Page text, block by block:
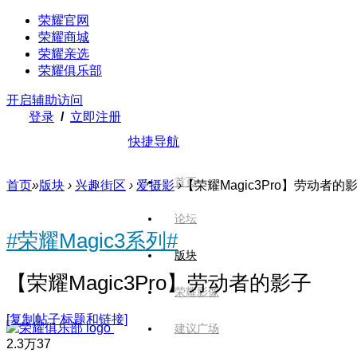
荣耀官网
荣耀商城
荣耀亲选
荣耀俱乐部
开启辅助访问
登录 / 立即注册
快捷导航
首页
论坛
版块
荣耀影像
建议广场
首页»版块 › 兴趣街区 › 爱摄影 ›【荣耀Magic3Pro】劳动者的
#荣耀Magic3系列#
【荣耀Magic3Pro】劳动者的影子
[复制帖子标题和链接]
2.3万37